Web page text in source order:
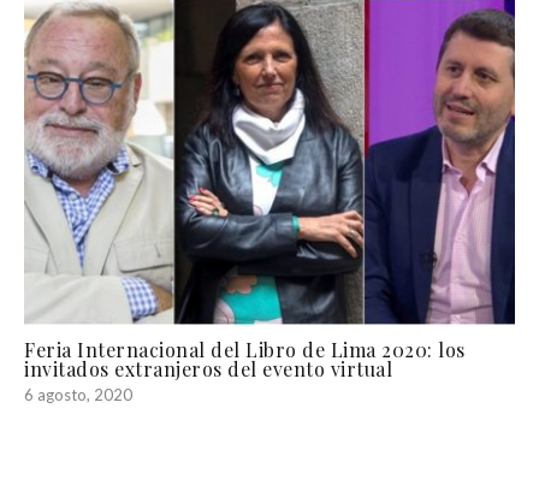
Feria Internacional del Libro de Lima 2020: los
invitados extranjeros del evento virtual
6 agosto, 2020